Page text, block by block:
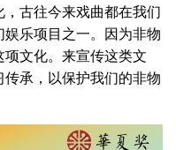
古往今来戏曲都在我们
乐项目之一。因为非物
文化。来宣传这类文
承，以保护我们的非物